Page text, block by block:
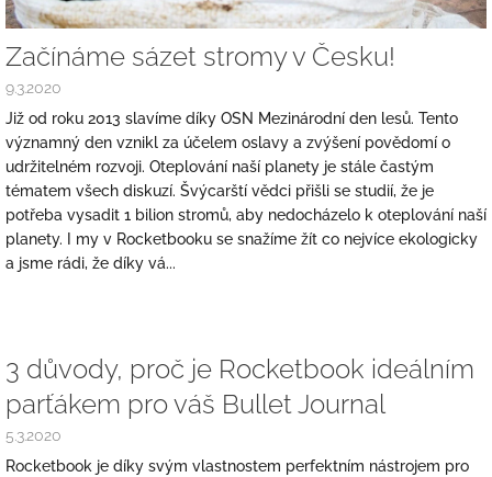
Začínáme sázet stromy v Česku!
9.3.2020
Již od roku 2013 slavíme díky OSN Mezinárodní den lesů. Tento
významný den vznikl za účelem oslavy a zvýšení povědomí o
udržitelném rozvoji. Oteplování naší planety je stále častým
tématem všech diskuzí. Švýcarští vědci přišli se studií, že je
potřeba vysadit 1 bilion stromů, aby nedocházelo k oteplování naší
planety. I my v Rocketbooku se snažíme žít co nejvíce ekologicky
a jsme rádi, že díky vá...
3 důvody, proč je Rocketbook ideálním
parťákem pro váš Bullet Journal
5.3.2020
Rocketbook je díky svým vlastnostem perfektním nástrojem pro